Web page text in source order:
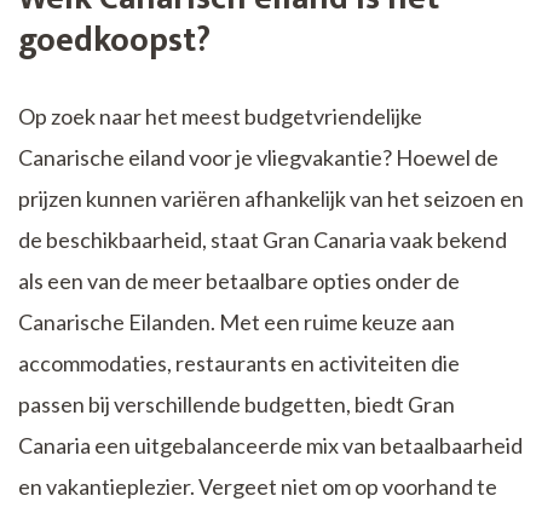
goedkoopst?
Op zoek naar het meest budgetvriendelijke
Canarische eiland voor je vliegvakantie? Hoewel de
prijzen kunnen variëren afhankelijk van het seizoen en
de beschikbaarheid, staat Gran Canaria vaak bekend
als een van de meer betaalbare opties onder de
Canarische Eilanden. Met een ruime keuze aan
accommodaties, restaurants en activiteiten die
passen bij verschillende budgetten, biedt Gran
Canaria een uitgebalanceerde mix van betaalbaarheid
en vakantieplezier. Vergeet niet om op voorhand te